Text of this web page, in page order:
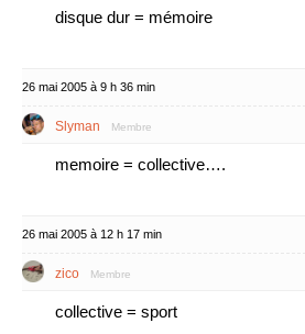
disque dur = mémoire
26 mai 2005 à 9 h 36 min
Slyman Membre
memoire = collective….
26 mai 2005 à 12 h 17 min
zico Membre
collective = sport